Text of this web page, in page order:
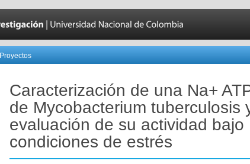
Proyectos
Caracterización de una Na+
de Mycobacterium tuberculosis
evaluación de su actividad bajo
condiciones de estrés